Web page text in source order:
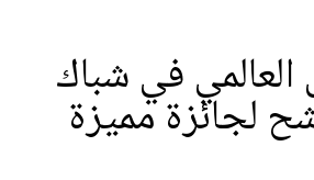
في شباك
لجائزة مميزة